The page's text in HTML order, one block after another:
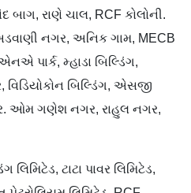
બાગ, રાણે ચાલ, RCF કોલોની.
નગર, અનિક ગામ, MECB
પાર્ક, મ્હાડા બિલ્ડિંગ,
વિડિયોકોન બિલ્ડિંગ, એસજી
ઓમ ગણેશ નગર, રાહુલ નગર,
ટાટા પાવર લિમિટેડ,